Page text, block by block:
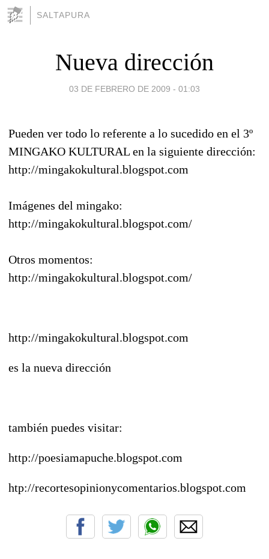
SALTAPURA
Nueva dirección
03 DE FEBRERO DE 2009 - 01:03
Pueden ver todo lo referente a lo sucedido en el 3º
MINGAKO KULTURAL en la siguiente dirección:
http://mingakokultural.blogspot.com
Imágenes del mingako:
http://mingakokultural.blogspot.com/
Otros momentos:
http://mingakokultural.blogspot.com/
http://mingakokultural.blogspot.com
es la nueva dirección
también puedes visitar:
http://poesiamapuche.blogspot.com
htp://recortesopinionycomentarios.blogspot.com